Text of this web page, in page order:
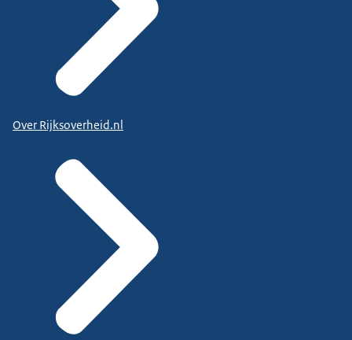
Over Rijksoverheid.nl